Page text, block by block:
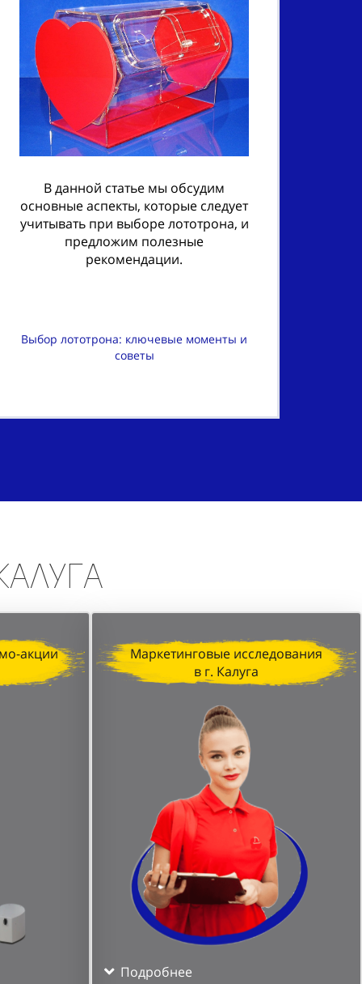
В данной статье мы обсудим
основные аспекты, которые следует
учитывать при выборе лототрона, и
предложим полезные
рекомендации.
Выбор лототрона: ключевые моменты и
советы
акции
Маркетинговые исследования
в г. Калуга
Подробнее